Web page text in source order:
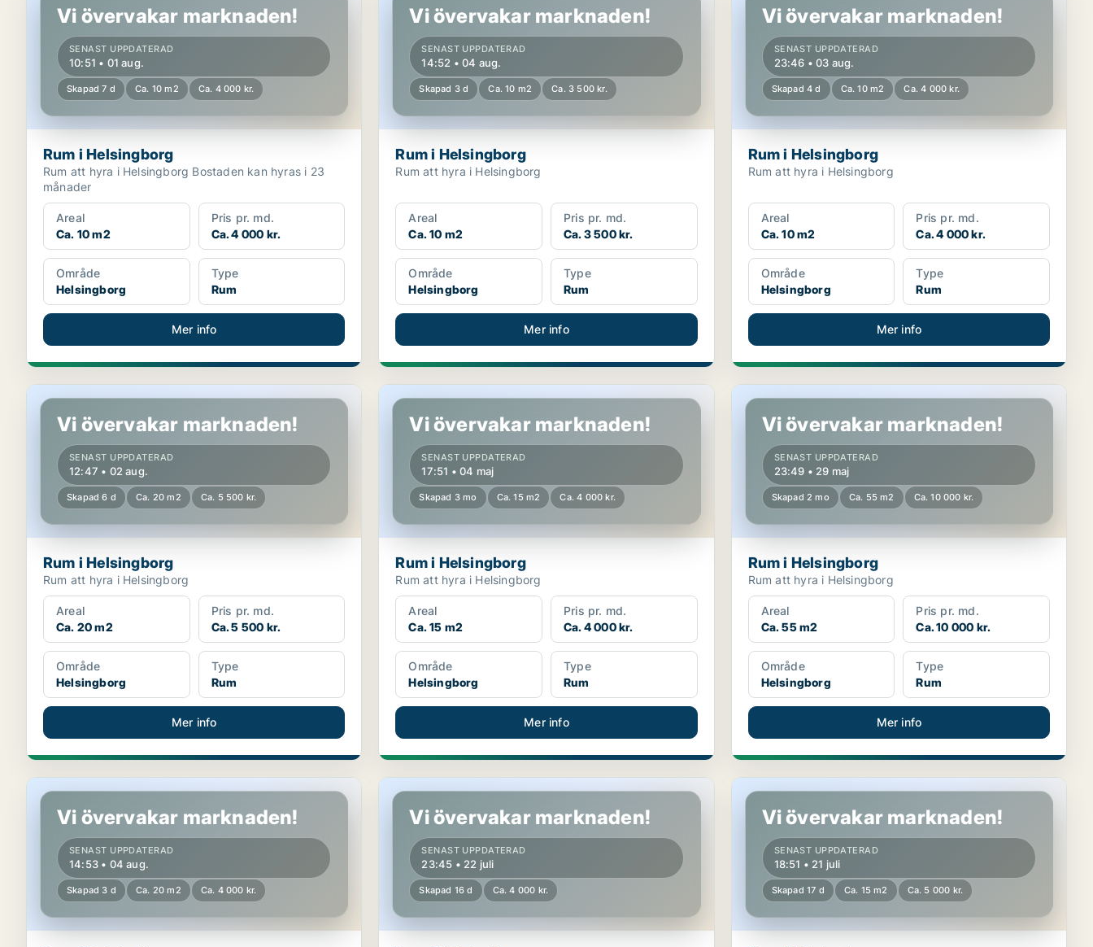
Vi övervakar marknaden!
SENAST UPPDATERAD
10:51 • 01 aug.
Skapad 7 d Ca. 10 m2 Ca. 4 000 kr.
Rum i Helsingborg
Rum att hyra i Helsingborg Bostaden kan hyras i 23
månader
Areal
Ca. 10 m2
Pris pr. md.
Ca. 4 000 kr.
Område
Helsingborg
Type
Rum
Mer info
Vi övervakar marknaden!
SENAST UPPDATERAD
14:52 • 04 aug.
Skapad 3 d Ca. 10 m2 Ca. 3 500 kr.
Rum i Helsingborg
Rum att hyra i Helsingborg
Areal
Ca. 10 m2
Pris pr. md.
Ca. 3 500 kr.
Område
Helsingborg
Type
Rum
Mer info
Vi övervakar marknaden!
SENAST UPPDATERAD
23:46 • 03 aug.
Skapad 4 d Ca. 10 m2 Ca. 4 000 kr.
Rum i Helsingborg
Rum att hyra i Helsingborg
Areal
Ca. 10 m2
Pris pr. md.
Ca. 4 000 kr.
Område
Helsingborg
Type
Rum
Mer info
Rum i Helsingborg
Vi övervakar marknaden!
SENAST UPPDATERAD
12:47 • 02 aug.
Skapad 6 d Ca. 20 m2 Ca. 5 500 kr.
Rum i Helsingborg
Rum att hyra i Helsingborg
Areal
Ca. 20 m2
Pris pr. md.
Ca. 5 500 kr.
Område
Helsingborg
Type
Rum
Mer info
Rum i Helsingborg
Vi övervakar marknaden!
SENAST UPPDATERAD
17:51 • 04 maj
Skapad 3 mo Ca. 15 m2 Ca. 4 000 kr.
Rum i Helsingborg
Rum att hyra i Helsingborg
Areal
Ca. 15 m2
Pris pr. md.
Ca. 4 000 kr.
Område
Helsingborg
Type
Rum
Mer info
Rum i Helsingborg
Vi övervakar marknaden!
SENAST UPPDATERAD
23:49 • 29 maj
Skapad 2 mo Ca. 55 m2 Ca. 10 000 kr.
Rum i Helsingborg
Rum att hyra i Helsingborg
Areal
Ca. 55 m2
Pris pr. md.
Ca. 10 000 kr.
Område
Helsingborg
Type
Rum
Mer info
Rum i Helsingborg
Vi övervakar marknaden!
SENAST UPPDATERAD
14:53 • 04 aug.
Skapad 3 d Ca. 20 m2 Ca. 4 000 kr.
Rum i Helsingborg
Vi övervakar marknaden!
SENAST UPPDATERAD
23:45 • 22 juli
Skapad 16 d Ca. 4 000 kr.
Rum i Helsingborg
Vi övervakar marknaden!
SENAST UPPDATERAD
18:51 • 21 juli
Skapad 17 d Ca. 15 m2 Ca. 5 000 kr.